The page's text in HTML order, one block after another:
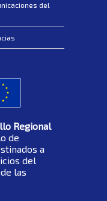
del
Regional
de
a
del
las